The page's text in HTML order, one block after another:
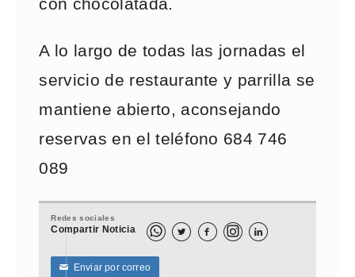
con chocolatada.
A lo largo de todas las jornadas el
servicio de restaurante y parrilla se
mantiene abierto, aconsejando
reservas en el teléfono 684 746
089
Redes sociales
Compartir Noticia   
✉ Enviar por correo